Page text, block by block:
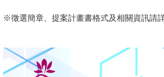
※徵選簡章、提案計畫書格式及相關資訊請